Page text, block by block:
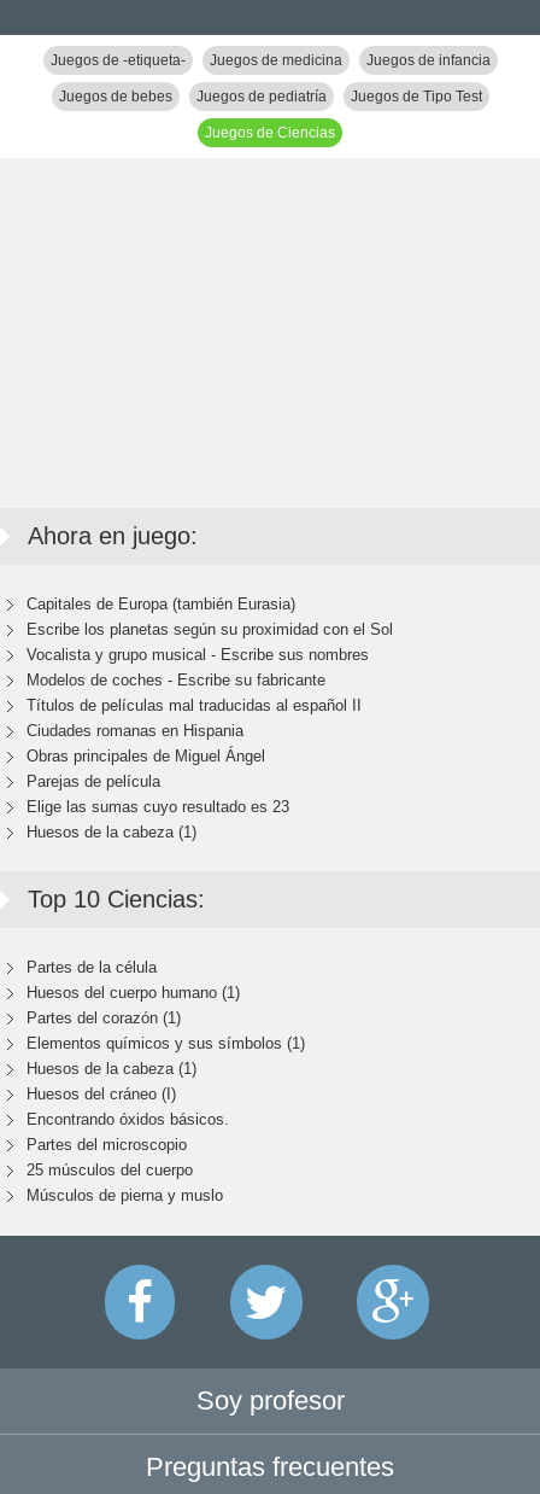
Juegos de -etiqueta- Juegos de medicina Juegos de infancia
Juegos de bebes Juegos de pediatría Juegos de Tipo Test
Juegos de Ciencias
Ahora en juego:
Capitales de Europa (también Eurasia)
Escribe los planetas según su proximidad con el Sol
Vocalista y grupo musical - Escribe sus nombres
Modelos de coches - Escribe su fabricante
Títulos de películas mal traducidas al español II
Ciudades romanas en Hispania
Obras principales de Miguel Ángel
Parejas de película
Elige las sumas cuyo resultado es 23
Huesos de la cabeza (1)
Top 10 Ciencias:
Partes de la célula
Huesos del cuerpo humano (1)
Partes del corazón (1)
Elementos químicos y sus símbolos (1)
Huesos de la cabeza (1)
Huesos del cráneo (I)
Encontrando óxidos básicos.
Partes del microscopio
25 músculos del cuerpo
Músculos de pierna y muslo
Soy profesor
Preguntas frecuentes